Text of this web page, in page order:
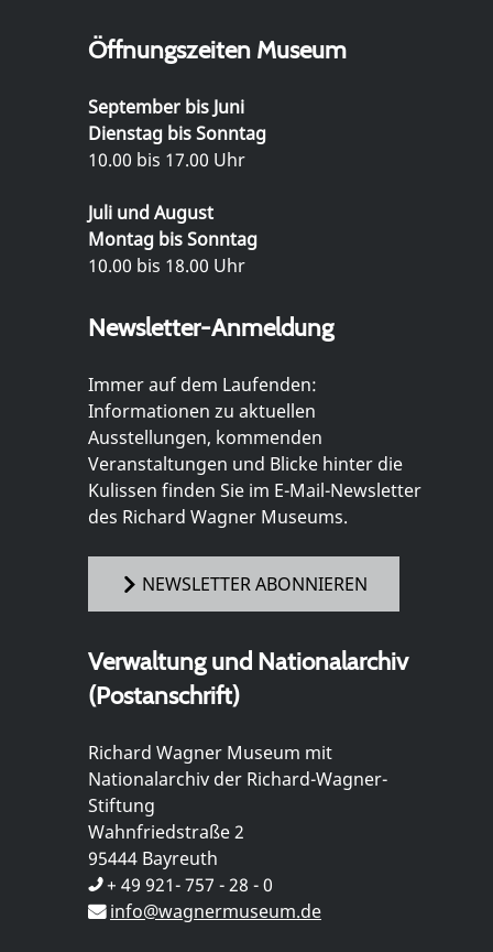
Öffnungszeiten Museum
September bis Juni
Dienstag bis Sonntag
10.00 bis 17.00 Uhr
Juli und August
Montag bis Sonntag
10.00 bis 18.00 Uhr
Newsletter-Anmeldung
Immer auf dem Laufenden:
Informationen zu aktuellen
Ausstellungen, kommenden
Veranstaltungen und Blicke hinter die
Kulissen finden Sie im E-Mail-Newsletter
des Richard Wagner Museums.
NEWSLETTER ABONNIEREN
Verwaltung und Nationalarchiv
(Postanschrift)
Richard Wagner Museum mit
Nationalarchiv der Richard-Wagner-
Stiftung
Wahnfriedstraße 2
95444 Bayreuth
+ 49 921- 757 - 28 - 0
info@wagnermuseum.de